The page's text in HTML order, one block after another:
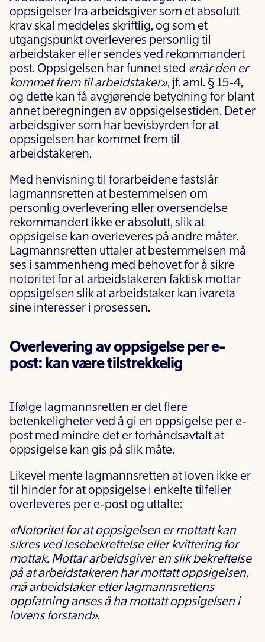
oppsigelser fra arbeidsgiver som et absolutt
krav skal meddeles skriftlig, og som et
utgangspunkt overleveres personlig til
arbeidstaker eller sendes ved rekommandert
post. Oppsigelsen har funnet sted «når den er
kommet frem til arbeidstaker», jf. aml. § 15-4,
og dette kan få avgjørende betydning for blant
annet beregningen av oppsigelsestiden. Det er
arbeidsgiver som har bevisbyrden for at
oppsigelsen har kommet frem til
arbeidstakeren.
Med henvisning til forarbeidene fastslår
lagmannsretten at bestemmelsen om
personlig overlevering eller oversendelse
rekommandert ikke er absolutt, slik at
oppsigelse kan overleveres på andre måter.
Lagmannsretten uttaler at bestemmelsen må
ses i sammenheng med behovet for å sikre
notoritet for at arbeidstakeren faktisk mottar
oppsigelsen slik at arbeidstaker kan ivareta
sine interesser i prosessen.
Overlevering av oppsigelse per e-
post: kan være tilstrekkelig
Ifølge lagmannsretten er det flere
betenkeligheter ved å gi en oppsigelse per e-
post med mindre det er forhåndsavtalt at
oppsigelse kan gis på slik måte.
Likevel mente lagmannsretten at loven ikke er
til hinder for at oppsigelse i enkelte tilfeller
overleveres per e-post og uttalte:
«Notoritet for at oppsigelsen er mottatt kan
sikres ved lesebekreftelse eller kvittering for
mottak. Mottar arbeidsgiver en slik bekreftelse
på at arbeidstakeren har mottatt oppsigelsen,
må arbeidstaker etter lagmannsrettens
oppfatning anses å ha mottatt oppsigelsen i
lovens forstand».